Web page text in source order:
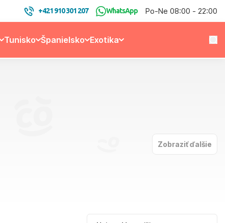
+421 910 301 207 WhatsApp Po-Ne 08:00 - 22:00
Tunisko Španielsko Exotika
Zobraziť ďalšie